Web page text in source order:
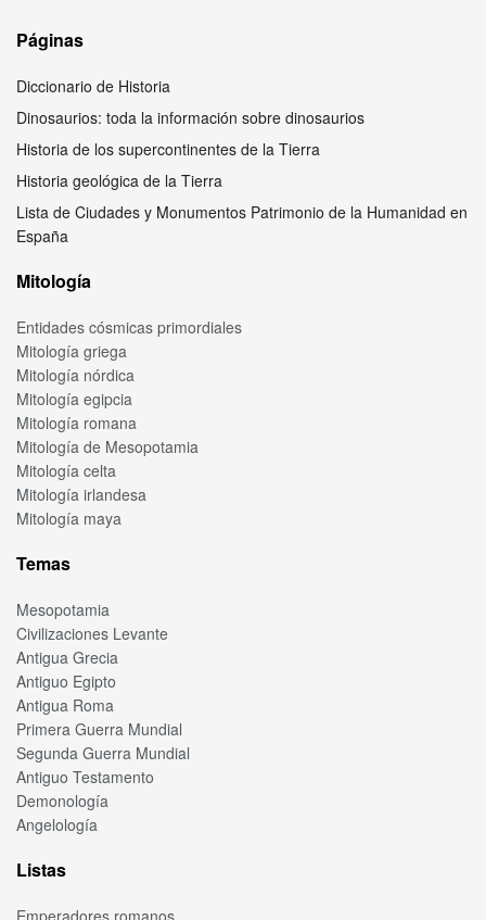
Páginas
Diccionario de Historia
Dinosaurios: toda la información sobre dinosaurios
Historia de los supercontinentes de la Tierra
Historia geológica de la Tierra
Lista de Ciudades y Monumentos Patrimonio de la Humanidad en
España
Mitología
Entidades cósmicas primordiales
Mitología griega
Mitología nórdica
Mitología egipcia
Mitología romana
Mitología de Mesopotamia
Mitología celta
Mitología irlandesa
Mitología maya
Temas
Mesopotamia
Civilizaciones Levante
Antigua Grecia
Antiguo Egipto
Antigua Roma
Primera Guerra Mundial
Segunda Guerra Mundial
Antiguo Testamento
Demonología
Angelología
Listas